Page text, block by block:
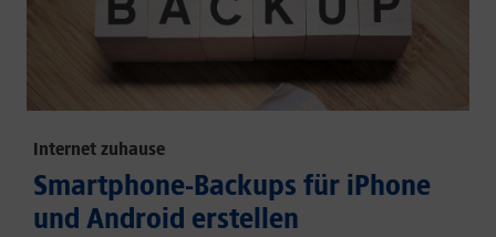
Internet zuhause
Smartphone-Backups für iPhone
und Android erstellen